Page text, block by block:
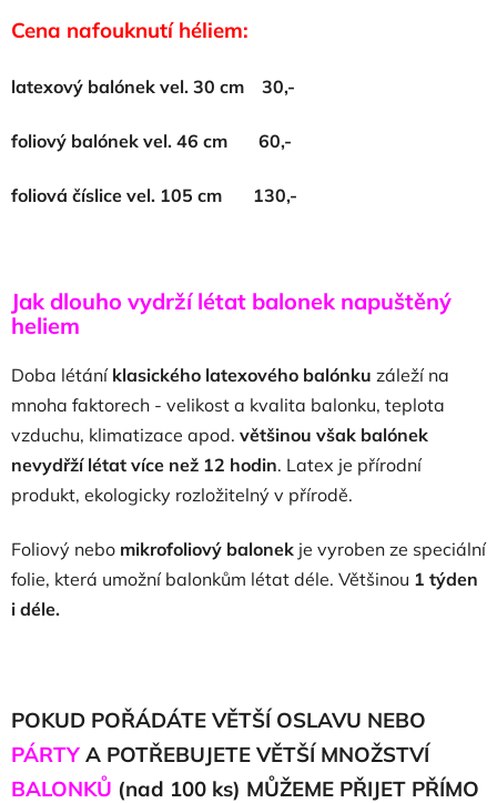
Cena nafouknutí héliem:
latexový balónek vel. 30 cm 30,-
foliový balónek vel. 46 cm 60,-
foliová číslice vel. 105 cm 130,-
Jak dlouho vydrží létat balonek napuštěný
heliem
Doba létání klasického latexového balónku záleží na
mnoha faktorech - velikost a kvalita balonku, teplota
vzduchu, klimatizace apod. většinou však balónek
nevydřží létat více než 12 hodin. Latex je přírodní
produkt, ekologicky rozložitelný v přírodě.
Foliový nebo mikrofoliový balonek je vyroben ze speciální
folie, která umožní balonkům létat déle. Většinou 1 týden
i déle.
POKUD POŘÁDÁTE VĚTŠÍ OSLAVU NEBO
PÁRTY A POTŘEBUJETE VĚTŠÍ MNOŽSTVÍ
BALONKŮ (nad 100 ks) MŮŽEME PŘIJET PŘÍMO